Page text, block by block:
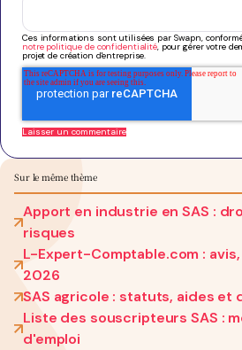
Ces informations sont utilisées par Swapn,
notre politique de confidentialité, pour gérer votre
projet de création d'entreprise.
Sur le même thème
Apport en industrie en SAS :
risques
L-Expert-Comptable.com :
2026
SAS agricole : statuts, aides et
Liste des souscripteurs SAS :
d'emploi